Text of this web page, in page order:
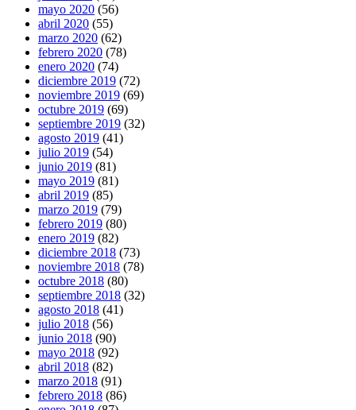
mayo 2020 (56)
abril 2020 (55)
marzo 2020 (62)
febrero 2020 (78)
enero 2020 (74)
diciembre 2019 (72)
noviembre 2019 (69)
octubre 2019 (69)
septiembre 2019 (32)
agosto 2019 (41)
julio 2019 (54)
junio 2019 (81)
mayo 2019 (81)
abril 2019 (85)
marzo 2019 (79)
febrero 2019 (80)
enero 2019 (82)
diciembre 2018 (73)
noviembre 2018 (78)
octubre 2018 (80)
septiembre 2018 (32)
agosto 2018 (41)
julio 2018 (56)
junio 2018 (90)
mayo 2018 (92)
abril 2018 (82)
marzo 2018 (91)
febrero 2018 (86)